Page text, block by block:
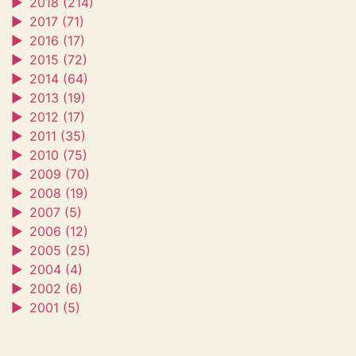
► 2017 (71)
► 2016 (17)
► 2015 (72)
► 2014 (64)
► 2013 (19)
► 2012 (17)
► 2011 (35)
► 2010 (75)
► 2009 (70)
► 2008 (19)
► 2007 (5)
► 2006 (12)
► 2005 (25)
► 2004 (4)
► 2002 (6)
► 2001 (5)